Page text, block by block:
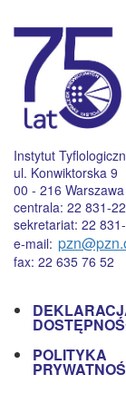
Instytut
ul. Konwiktorska 9
00 - 216 Warszawa
centrala: 22 831-
sekretariat: 22
e-mail:
fax: 22 635 76 52
POLITYKA